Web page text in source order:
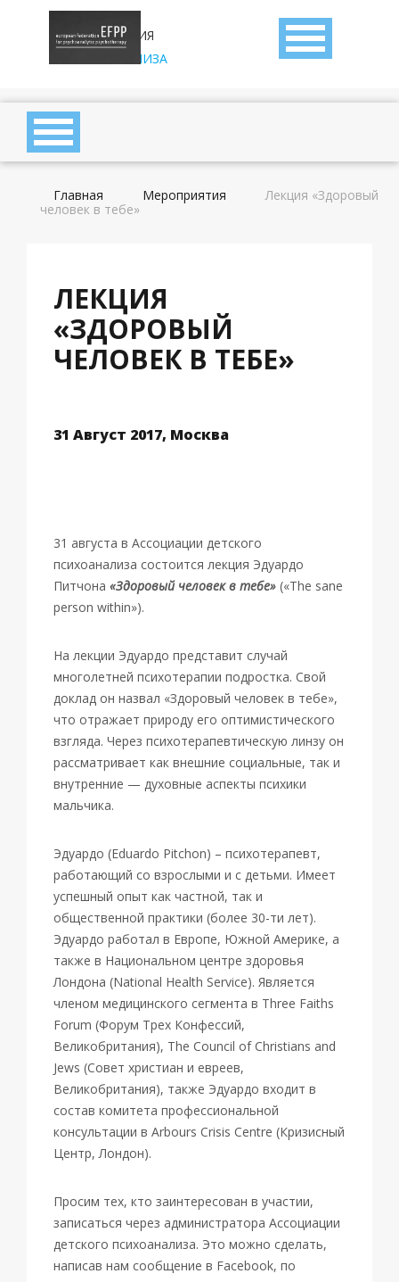
АССОЦИАЦИЯ
ДЕТСКОГО
ПСИХОАНАЛИЗА
Главная Мероприятия
Лекция «Здоровый
человек в тебе»
ЛЕКЦИЯ
«ЗДОРОВЫЙ
ЧЕЛОВЕК В ТЕБЕ»
31 Август 2017, Москва
31 августа в Ассоциации детского
психоанализа состоится лекция Эдуардо
Питчона «Здоровый человек в тебе» («The sane
person within»).
На лекции Эдуардо представит случай
многолетней психотерапии подростка. Свой
доклад он назвал «Здоровый человек в тебе»,
что отражает природу его оптимистического
взгляда. Через психотерапевтическую линзу он
рассматривает как внешние социальные, так и
внутренние — духовные аспекты психики
мальчика.
Эдуардо (Eduardo Pitchon) – психотерапевт,
работающий со взрослыми и с детьми. Имеет
успешный опыт как частной, так и
общественной практики (более 30-ти лет).
Эдуардо работал в Европе, Южной Америке, а
также в Национальном центре здоровья
Лондона (National Health Service). Является
членом медицинского сегмента в Three Faiths
Forum (Форум Трех Конфессий,
Великобритания), The Council of Christians and
Jews (Совет христиан и евреев,
Великобритания), также Эдуардо входит в
состав комитета профессиональной
консультации в Arbours Crisis Centre (Кризисный
Центр, Лондон).
Просим тех, кто заинтересован в участии,
записаться через администратора Ассоциации
детского психоанализа. Это можно сделать,
написав нам сообщение в Facebook, по